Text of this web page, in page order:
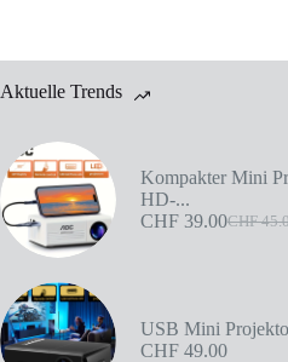
Aktuelle Trends
Kompakter Mini
HD-...
CHF
CHF 39.00
USB Mini
CHF 49.00